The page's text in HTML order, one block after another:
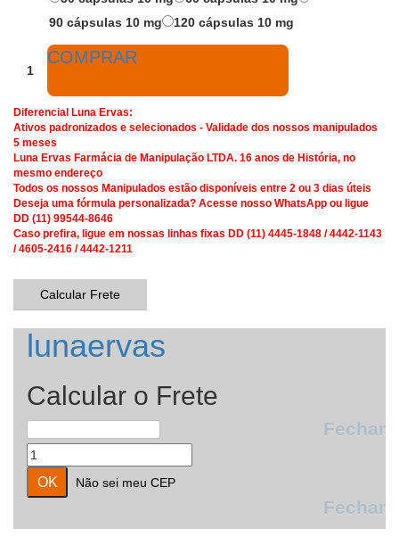
90 cápsulas 10 mg
120 cápsulas 10 mg
COMPRAR
Diferencial Luna Ervas:
Ativos padronizados e selecionados - Validade dos nossos manipulados
5 meses
Luna Ervas Farmácia de Manipulação LTDA. 16 anos de História, no
mesmo endereço
Todos os nossos Manipulados estão disponíveis entre 2 ou 3 dias úteis
Deseja uma fórmula personalizada? Acesse nosso WhatsApp ou ligue
DD (11) 99544-8646
Caso prefira, ligue em nossas linhas fixas DD (11) 4445-1848 / 4442-1143
/ 4605-2416 / 4442-1211
Calcular Frete
lunaervas
Calcular o Frete
Fechar
Não sei meu CEP
Fechar